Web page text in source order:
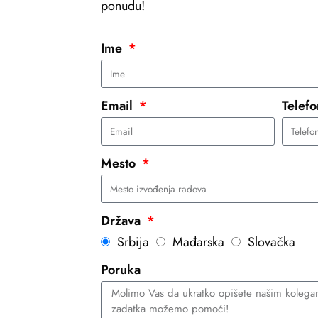
ponudu!
Ime
Email
Mesto
Država
Srbija
Mađarska
Slovačka
Poruka